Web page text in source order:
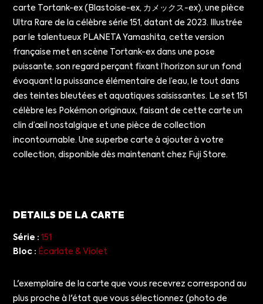
carte Tortank-ex (Blastoise-ex, カメックス-ex), une pièce
Ultra Rare de la célèbre série 151, datant de 2023. Illustrée
par le talentueux PLANETA Yamashita, cette version
française met en scène Tortank-ex dans une pose
puissante, son regard perçant fixant l’horizon sur un fond
évoquant la puissance élémentaire de l’eau, le tout dans
des teintes bleutées et aquatiques saisissantes. Le set 151
célèbre les Pokémon originaux, faisant de cette carte un
clin d’œil nostalgique et une pièce de collection
incontournable. Une superbe carte à ajouter à votre
collection, disponible dès maintenant chez Fuji Store.
DETAILS DE LA CARTE
Série : 151
Bloc : Écarlate & Violet
L'exemplaire de la carte que vous recevrez correspond au
plus proche à l'état que vous sélectionnez (photo de